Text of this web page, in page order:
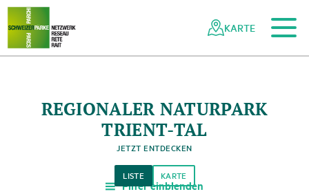
Navigieren
Netzwerk
Schweizer
Schnellnavigation
Zum Hauptinhalt
Zur mobilen Navigation
Zur Suche
Zum Fussbereich
Zur Sitemap
KARTE
REGIONALER NATURPARK
TRIENT-TAL
JETZT ENTDECKEN
a Filter einblenden
LISTE KARTE